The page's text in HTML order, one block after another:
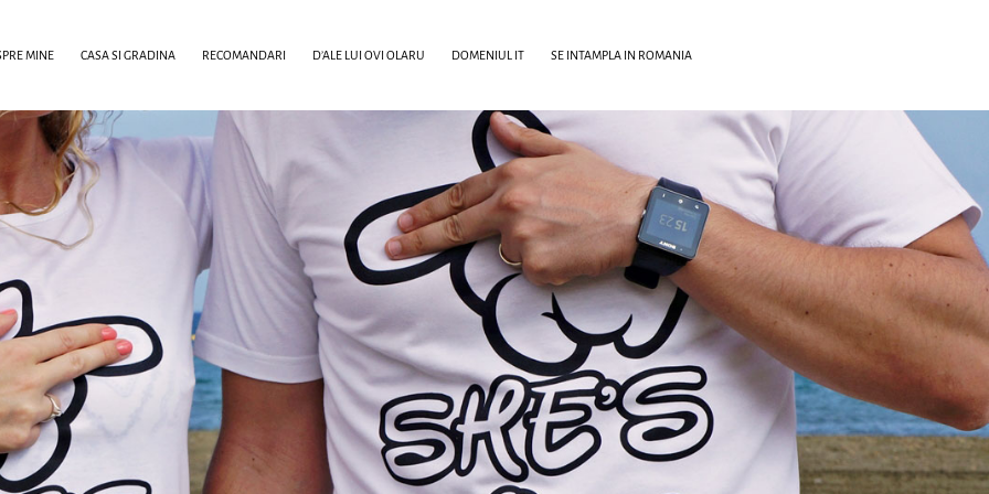
MINE CASA SI GRADINA RECOMANDARI D’ALE LUI OVI OLARU DOMENIUL IT SE INTAMPLA IN ROMANIA